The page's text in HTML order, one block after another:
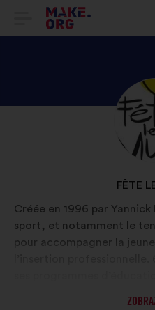
PREJSŤ
STRÁNKU
FÊTE
Créée en 1996 par
sport, et notamment le
pour accompagner la
par le sport,